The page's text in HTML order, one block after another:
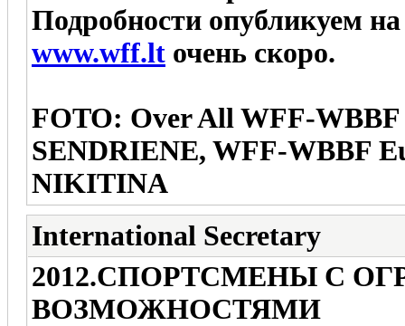
Подробности опубликуем
www.wff.lt очень скоро.
FOTO: Over All WFF-
SENDRIENE, WFF-WBBF
NIKITINA
International Secretary
2012.СПОРТСМЕНЫ С
ВОЗМОЖНОСТЯМИ